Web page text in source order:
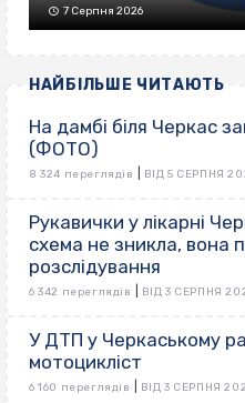
7 Серпня 2026
НАЙБІЛЬШЕ ЧИТАЮТЬ
На дамбі біля Черкас
(ФОТО)
8 324 переглядів ВІД 5 СЕРПНЯ
Рукавички у лікарні
схема не зникла, вона
розслідування
6 342 переглядів ВІД 3 СЕРПНЯ
У ДТП у Черкаському
мотоцикліст
6 160 переглядів ВІД 3 СЕРПНЯ